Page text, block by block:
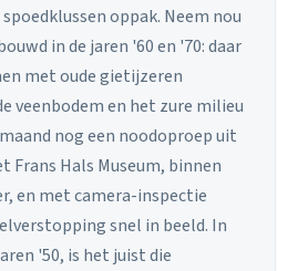
oppak. Neem nou
in de jaren '60 en '70: daar
met oude gietijzeren
veenbodem en het zure milieu
nog een noodoproep uit
Frans Hals Museum, binnen
en met camera-inspectie
snel in beeld. In
'50, is het juist die